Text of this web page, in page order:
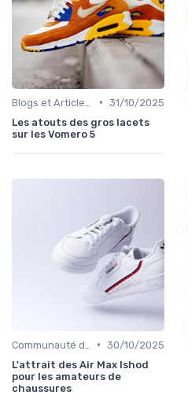
• 31/10/2025
Les atouts des gros lacets
sur les Vomero 5
• 30/10/2025
L'attrait des Air Max Ishod
pour les amateurs de
chaussures